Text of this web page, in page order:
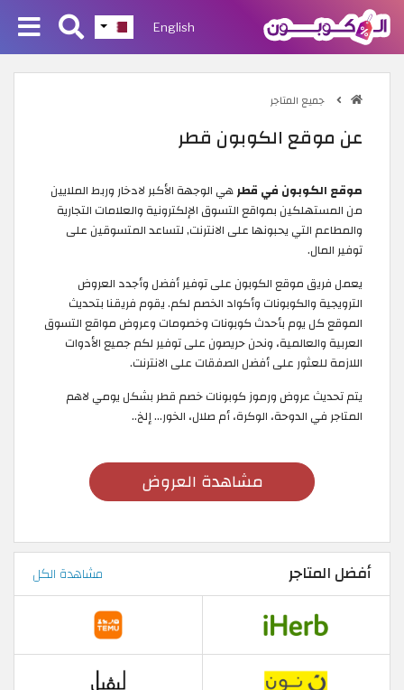
English
جميع المتاجر
عن موقع الكوبون قطر
موقع الكوبون في قطرهي الوجهة الأكبر لادخار وربط الملايين
من المستهلكين بمواقع التسوق الإلكترونية والعلامات التجارية
والمطاعم التي يحبونها على الانترنت, لتساعد المتسوقين على
توفير المال.
يعمل فريق موقع الكوبون على توفير أفضل وأجدد العروض
الترويجية والكوبونات وأكواد الخصم لكم. يقوم فريقنا بتحديث
الموقع كل يوم بأحدث كوبونات وخصومات وعروض مواقع التسوق
العربية والعالمية، ونحن حريصون على توفير لكم جميع الأدوات
اللازمة للعثور على أفضل الصفقات على الانترنت.
يتم تحديث عروض ورموز كوبونات خصم قطر بشكل يومي لاهم
المتاجر في الدوحة، الوكرة، أم صلال، الخور... إلخ..
مشاهدة العروض
أفضل المتاجر مشاهدة الكل